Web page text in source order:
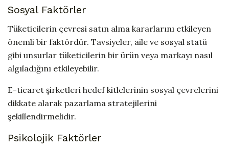
Sosyal Faktörler
Tüketicilerin çevresi satın alma kararlarını etkileyen
önemli bir faktördür. Tavsiyeler, aile ve sosyal statü
gibi unsurlar tüketicilerin bir ürün veya markayı nasıl
algıladığını etkileyebilir.
E-ticaret şirketleri hedef kitlelerinin sosyal çevrelerini
dikkate alarak pazarlama stratejilerini
şekillendirmelidir.
Psikolojik Faktörler